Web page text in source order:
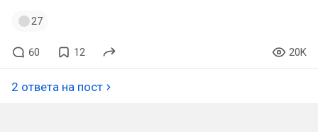
27
60 12 20K
2 ответа на пост